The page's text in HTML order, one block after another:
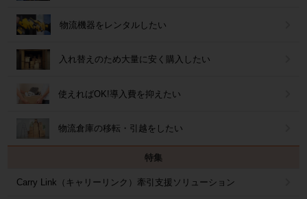
物流機器をレンタルしたい
入れ替えのため大量に安く購入したい
使えればOK!導入費を抑えたい
物流倉庫の移転・引越をしたい
特集
Carry Link（キャリーリンク）牽引支援ソリューション